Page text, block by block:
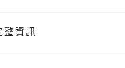
整資訊